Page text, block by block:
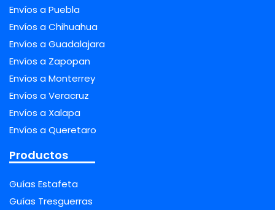
Envíos a Puebla
Envíos a Chihuahua
Envíos a Guadalajara
Envíos a Zapopan
Envíos a Monterrey
Envíos a Veracruz
Envíos a Xalapa
Envíos a Queretaro
Productos
Guías Estafeta
Guías Tresguerras